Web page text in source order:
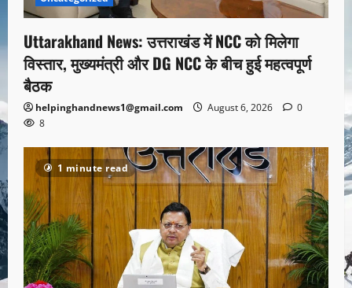
Uttarakhand News: उत्तराखंड में NCC को मिलेगा
विस्तार, मुख्यमंत्री और DG NCC के बीच हुई महत्वपूर्ण
बैठक
helpinghandnews1@gmail.com August 6, 2026
0
8
1 minute read